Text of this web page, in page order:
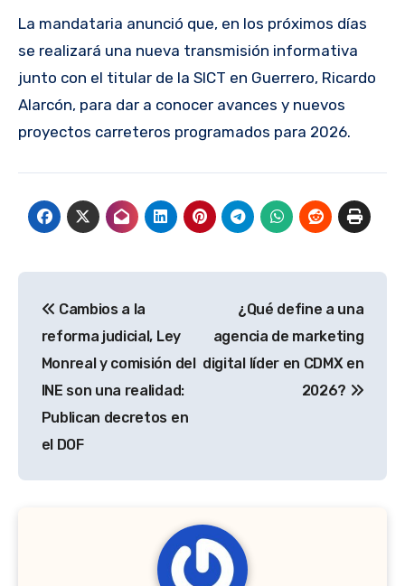
La mandataria anunció que, en los próximos días
se realizará una nueva transmisión informativa
junto con el titular de la SICT en Guerrero, Ricardo
Alarcón, para dar a conocer avances y nuevos
proyectos carreteros programados para 2026.
de
entradas
Cambios a la
reforma judicial, Ley
Monreal y comisión del
INE son una realidad:
Publican decretos en
el DOF
¿Qué define a una
agencia de marketing
digital líder en CDMX en
2026?